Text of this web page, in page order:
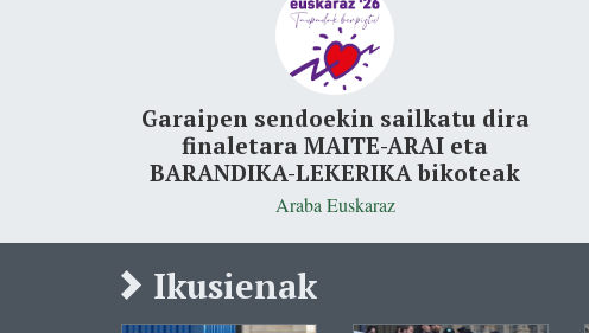
Garaipen sendoekin sailkatu dira
finaletara MAITE-ARAI eta
BARANDIKA-LEKERIKA bikoteak
Araba Euskaraz
Ikusienak